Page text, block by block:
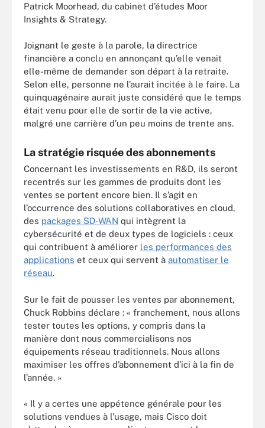
Patrick Moorhead, du cabinet d’études Moor
Insights & Strategy.
Joignant le geste à la parole, la directrice
financière a conclu en annonçant qu’elle venait
elle-même de demander son départ à la retraite.
Selon elle, personne ne l’aurait incitée à le faire. La
quinquagénaire aurait juste considéré que le temps
était venu pour elle de sortir de la vie active,
malgré une carrière d’un peu moins de trente ans.
La stratégie risquée des abonnements
Concernant les investissements en R&D, ils seront
recentrés sur les gammes de produits dont les
ventes se portent encore bien. Il s’agit en
l’occurrence des solutions collaboratives en cloud,
des packages SD-WAN qui intègrent la
cybersécurité et de deux types de logiciels : ceux
qui contribuent à améliorer les performances des
applications et ceux qui servent à automatiser le
réseau.
Sur le fait de pousser les ventes par abonnement,
Chuck Robbins déclare : « franchement, nous allons
tester toutes les options, y compris dans la
manière dont nous commercialisons nos
équipements réseau traditionnels. Nous allons
maximiser les offres d’abonnement d’ici à la fin de
l’année. »
« Il y a certes une appétence générale pour les
solutions vendues à l’usage, mais Cisco doit